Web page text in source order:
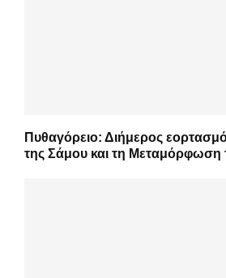
Πυθαγόρειο: Διήμερος
της Σάμου και τη Μεταμόρφωση